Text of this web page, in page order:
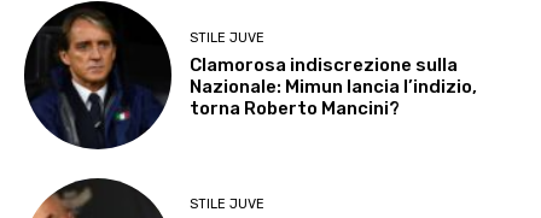
STILE JUVE
Clamorosa indiscrezione sulla
Nazionale: Mimun lancia l’indizio,
torna Roberto Mancini?
STILE JUVE